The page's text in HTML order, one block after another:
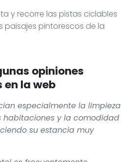
y recorre las pistas ciclables
paisajes pintorescos de la
opiniones
la web
especialmente la limpieza
habitaciones y la comodidad
su estancia muy